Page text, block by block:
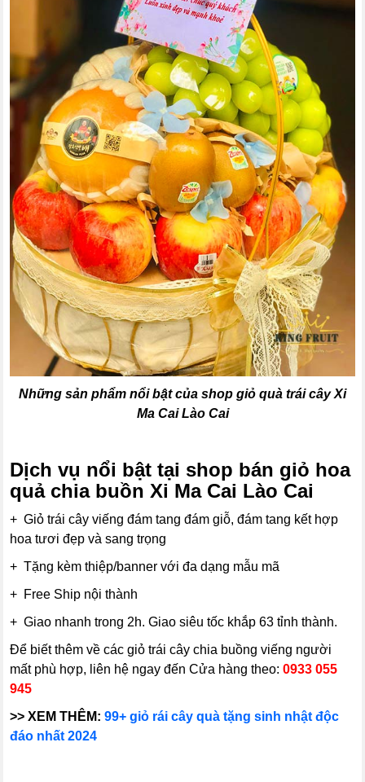
Những sản phẩm nổi bật của shop giỏ quà trái cây Xi
Ma Cai Lào Cai
Dịch vụ nổi bật tại shop bán giỏ hoa
quả chia buồn Xi Ma Cai Lào Cai
+ Giỏ trái cây viếng đám tang đám giỗ, đám tang kết hợp
hoa tươi đẹp và sang trọng
+ Tặng kèm thiệp/banner với đa dạng mẫu mã
+ Free Ship nội thành
+ Giao nhanh trong 2h. Giao siêu tốc khắp 63 tỉnh thành.
Để biết thêm về các giỏ trái cây chia buồng viếng người
mất phù hợp, liên hệ ngay đến Cửa hàng theo:0933 055
945
>> XEM THÊM:99+ giỏ rái cây quà tặng sinh nhật độc
đáo nhất 2024